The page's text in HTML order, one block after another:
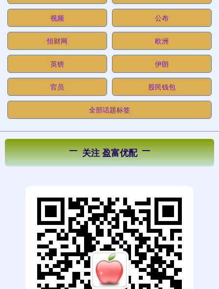
视频 公布
恒财网 欧洲
英镑 伊朗
官员 股民钱包
全部话题标签
关注 盈富优配